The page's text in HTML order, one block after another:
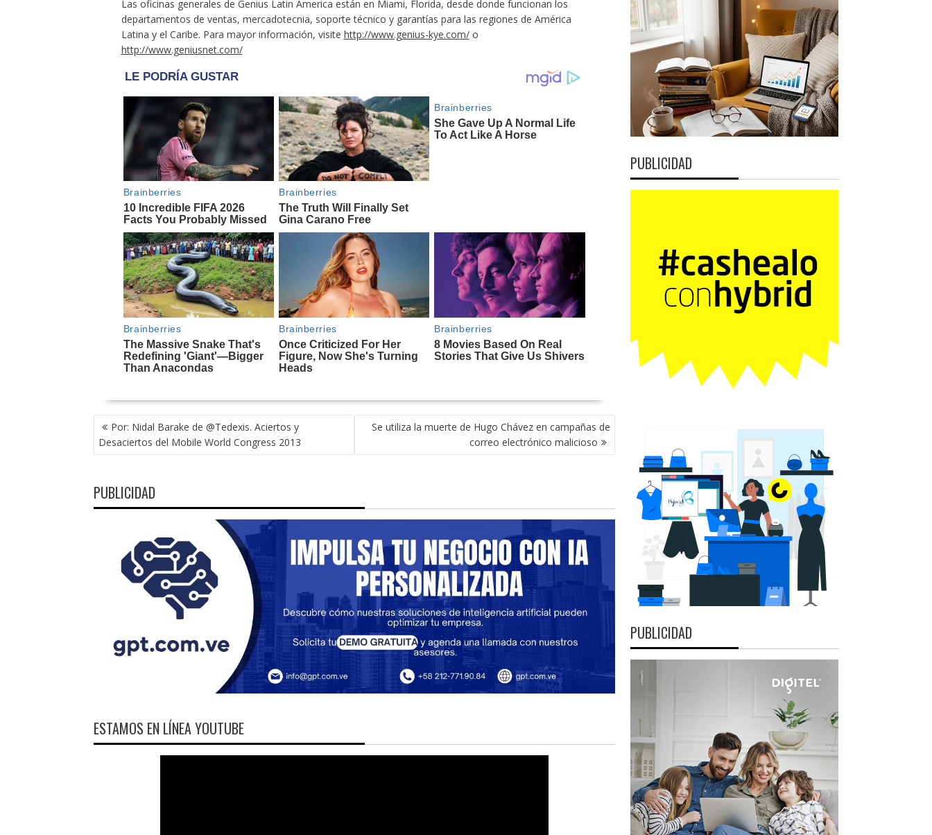
Las oficinas generales de Genius Latin America están en Miami, Florida, desde donde funcionan los
departamentos de ventas, mercadotecnia, soporte técnico y garantías para las regiones de América
Latina y el Caribe. Para mayor información, visite http://www.genius-kye.com/o
http://www.geniusnet.com/
NAVEGACIÓN
DE
ENTRADAS
Por: Nidal Barake de @Tedexis. Aciertos y
Desaciertos del Mobile World Congress 2013
Se utiliza la muerte de Hugo Chávez en campañas de
correo electrónico malicioso
PUBLICIDAD
ESTAMOS EN LÍNEA YOUTUBE
PUBLICIDAD
PUBLICIDAD